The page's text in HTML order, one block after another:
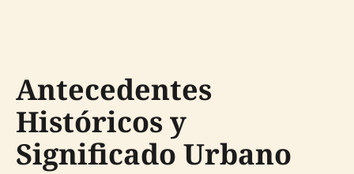
Antecedentes
Históricos y
Significado Urbano